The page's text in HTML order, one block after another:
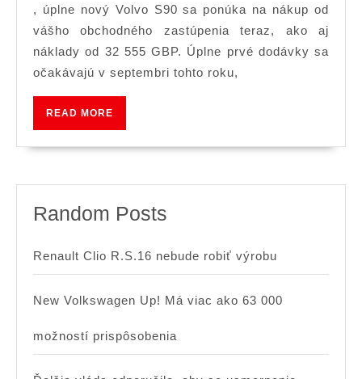
Series
Facelift
2016
Volvo
S90:
aj
, úplne nový Volvo S90 sa ponúka na nákup od
vášho obchodného zastúpenia teraz, ako aj
náklady od 32 555 GBP. Úplne prvé dodávky sa
očakávajú v septembri tohto roku,
READ MORE
Random Posts
Renault Clio R.S.16 nebude robiť výrobu
New Volkswagen Up! Má viac ako 63 000
možností prispôsobenia